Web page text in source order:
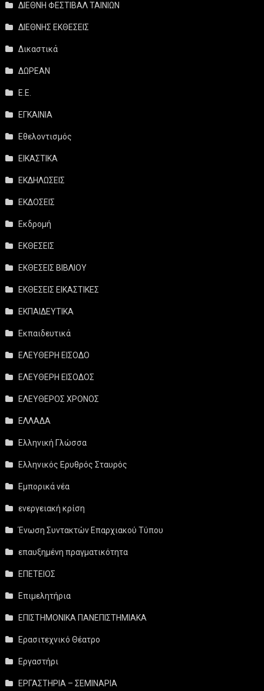
ΔΙΕΘΝΗ ΦΕΣΤΙΒΑΛ ΤΑΙΝΙΩΝ
ΔΙΕΘΝΗΣ ΕΚΘΕΣΕΙΣ
Δικαστικά
ΔΩΡΕΑΝ
Ε.Ε.
ΕΓΚΑΙΝΙΑ
Εθελοντισμός
ΕΙΚΑΣΤΙΚΑ
ΕΚΔΗΛΩΣΕΙΣ
ΕΚΔΟΣΕΙΣ
Εκδρομή
ΕΚΘΕΣΕΙΣ
ΕΚΘΕΣΕΙΣ ΒΙΒΛΙΟΥ
ΕΚΘΕΣΕΙΣ ΕΙΚΑΣΤΙΚΕΣ
ΕΚΠΑΙΔΕΥΤΙΚΑ
Εκπαιδευτικά
ΕΛΕΥΘΕΡΗ ΕΙΣΟΔΟ
ΕΛΕΥΘΕΡΗ ΕΙΣΟΔΟΣ
ΕΛΕΥΘΕΡΟΣ ΧΡΟΝΟΣ
ΕΛΛΑΔΑ
Ελληνική Γλώσσα
Ελληνικός Ερυθρός Σταυρός
Εμπορικά νέα
ενεργειακή κρίση
Ένωση Συντακτών Επαρχιακού Τύπου
επαυξημένη πραγματικότητα
ΕΠΕΤΕΙΟΣ
Επιμελητήρια
ΕΠΙΣΤΗΜΟΝΙΚΑ ΠΑΝΕΠΙΣΤΗΜΙΑΚΑ
Ερασιτεχνικό Θέατρο
Εργαστήρι
ΕΡΓΑΣΤΗΡΙΑ – ΣΕΜΙΝΑΡΙΑ